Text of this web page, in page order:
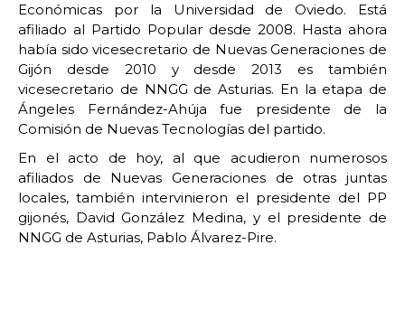
Económicas por la Universidad de Oviedo. Está
afiliado al Partido Popular desde 2008. Hasta ahora
había sido vicesecretario de Nuevas Generaciones de
Gijón desde 2010 y desde 2013 es también
vicesecretario de NNGG de Asturias. En la etapa de
Ángeles Fernández-Ahúja fue presidente de la
Comisión de Nuevas Tecnologías del partido.
En el acto de hoy, al que acudieron numerosos
afiliados de Nuevas Generaciones de otras juntas
locales, también intervinieron el presidente del PP
gijonés, David González Medina, y el presidente de
NNGG de Asturias, Pablo Álvarez-Pire.